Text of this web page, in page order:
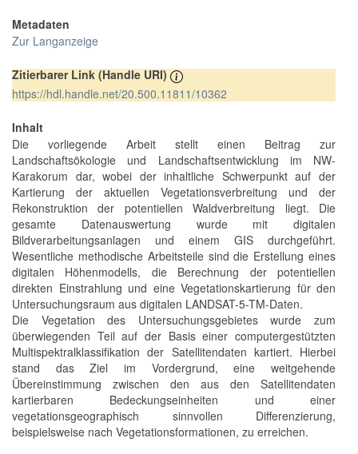
Metadaten
Zur Langanzeige
Zitierbarer Link (Handle URI)
https://hdl.handle.net/20.500.11811/10362
Inhalt
Die vorliegende Arbeit stellt einen Beitrag zur
Landschaftsökologie und Landschaftsentwicklung im NW-
Karakorum dar, wobei der inhaltliche Schwerpunkt auf der
Kartierung der aktuellen Vegetationsverbreitung und der
Rekonstruktion der potentiellen Waldverbreitung liegt. Die
gesamte Datenauswertung wurde mit digitalen
Bildverarbeitungsanlagen und einem GIS durchgeführt.
Wesentliche methodische Arbeitsteile sind die Erstellung eines
digitalen Höhenmodells, die Berechnung der potentiellen
direkten Einstrahlung und eine Vegetationskartierung für den
Untersuchungsraum aus digitalen LANDSAT-5-TM-Daten.
Die Vegetation des Untersuchungsgebietes wurde zum
überwiegenden Teil auf der Basis einer computergestützten
Multispektralklassifikation der Satellitendaten kartiert. Hierbei
stand das Ziel im Vordergrund, eine weitgehende
Übereinstimmung zwischen den aus den Satellitendaten
kartierbaren Bedeckungseinheiten und einer
vegetationsgeographisch sinnvollen Differenzierung,
beispielsweise nach Vegetationsformationen, zu erreichen.